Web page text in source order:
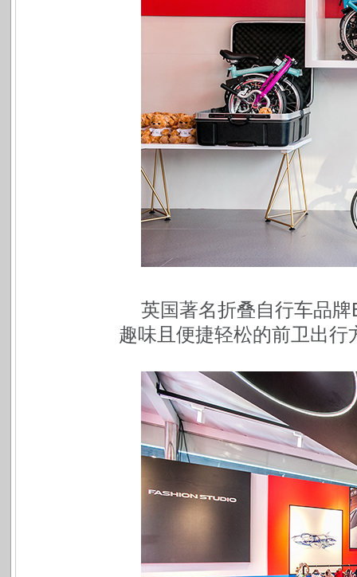
英国著名折叠自行车品
趣味且便捷轻松的前卫出行